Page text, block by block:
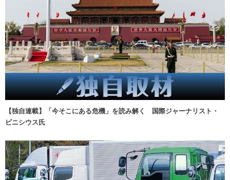
【独自連載】「今そこにある危機」を読み解く 国際ジャーナリスト・
ビニシウス氏